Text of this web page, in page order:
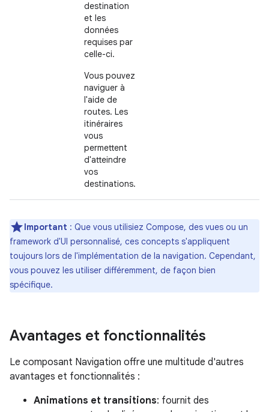
destination
et les
données
requises par
celle-ci.
Vous pouvez
naviguer à
l'aide de
routes. Les
itinéraires
vous
permettent
d'atteindre
vos
destinations.
Important : Que vous utilisiez Compose, des vues ou un
framework d'UI personnalisé, ces concepts s'appliquent
toujours lors de l'implémentation de la navigation. Cependant,
vous pouvez les utiliser différemment, de façon bien
spécifique.
Avantages et fonctionnalités
Le composant Navigation offre une multitude d'autres
avantages et fonctionnalités :
Animations et transitions: fournit des